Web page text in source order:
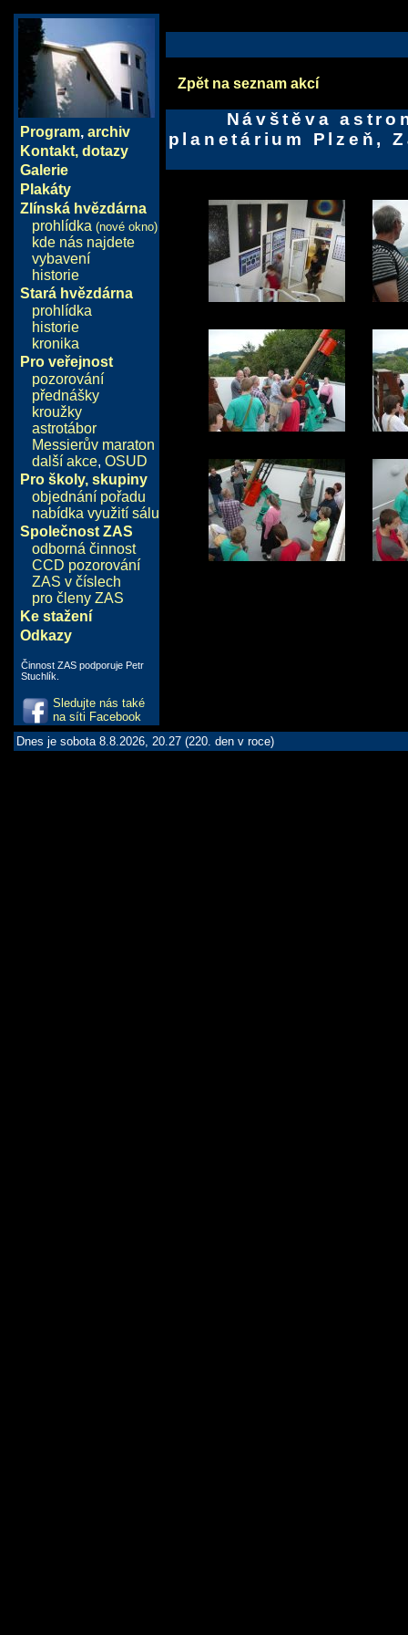
Program, archiv
Kontakt, dotazy
Galerie
Plakáty
Zlínská hvězdárna
prohlídka (nové okno)
kde nás najdete
vybavení
historie
Stará hvězdárna
prohlídka
historie
kronika
Pro veřejnost
pozorování
přednášky
kroužky
astrotábor
Messierův maraton
další akce, OSUD
Pro školy, skupiny
objednání pořadu
nabídka využití sálu
Společnost ZAS
odborná činnost
CCD pozorování
ZAS v číslech
pro členy ZAS
Ke stažení
Odkazy
Činnost ZAS podporuje Petr
Stuchlík.
Sledujte nás také
na síti Facebook
Zpět na seznam akcí
Návštěva
planetárium Plzeň,
Dnes je sobota 8.8.2026, 20.27 (220. den v roce)